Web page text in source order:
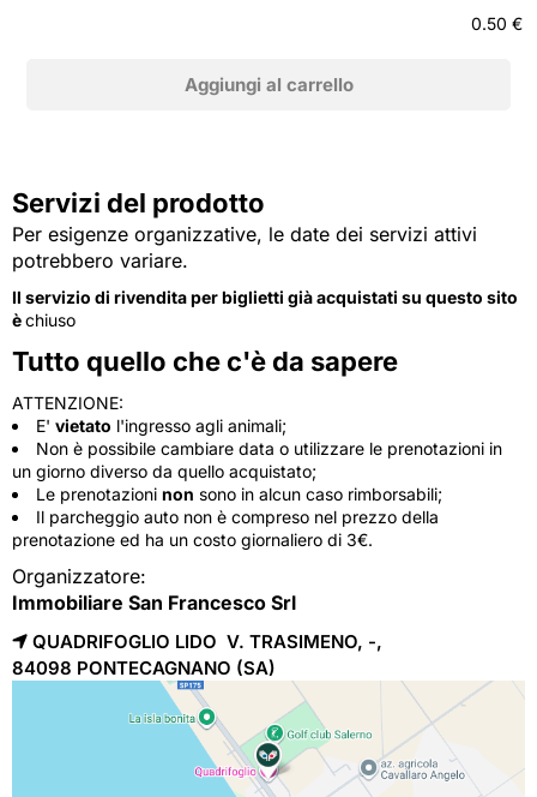
0.50 €
Servizi del prodotto
Per esigenze organizzative, le date dei servizi attivi
potrebbero variare.
Il servizio di rivendita per biglietti già acquistati su questo sito
èchiuso
Tutto quello che c'è da sapere
ATTENZIONE:
E' vietato l'ingresso agli animali;
Non è possibile cambiare data o utilizzare le prenotazioni in
un giorno diverso da quello acquistato;
Le prenotazioni non sono in alcun caso rimborsabili;
Il parcheggio auto non è compreso nel prezzo della
prenotazione ed ha un costo giornaliero di 3€.
Organizzatore:
Immobiliare San Francesco Srl
QUADRIFOGLIO LIDO V. TRASIMENO, -,
84098 PONTECAGNANO (SA)